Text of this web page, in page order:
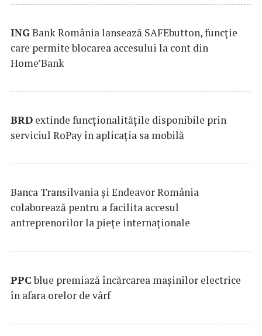
INGBank România lansează SAFEbutton, funcţie
care permite blocarea accesului la cont din
Home’Bank
BRD extinde funcţionalităţile disponibile prin
serviciul RoPay în aplicaţia sa mobilă
Banca Transilvania şi Endeavor România
colaborează pentru a facilita accesul
antreprenorilor la pieţe internaţionale
PPCblue premiază încărcarea maşinilor electrice
în afara orelor de vârf